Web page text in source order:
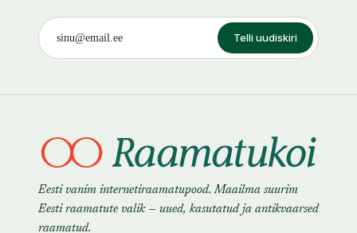
Telli uudiskiri
Eesti vanim internetiraamatupood. Maailma suurim
Eesti raamatute valik — uued, kasutatud ja antikvaarsed
raamatud.